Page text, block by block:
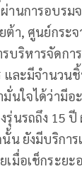
านการอบรม
า, ศูนย์กระจ
บริหารจัดกา
และมีจำนวน
นใจได้ว่ามีอ
รุ่นรถถึง 15
น ยังมีบริกา
มื่อเช็กระยะ